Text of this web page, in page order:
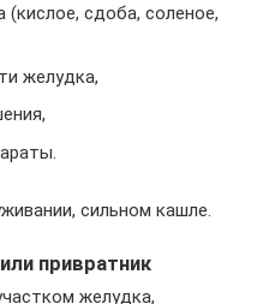
сдоба, соленое,
желудка,
сильном кашле.
привратник
желудка,